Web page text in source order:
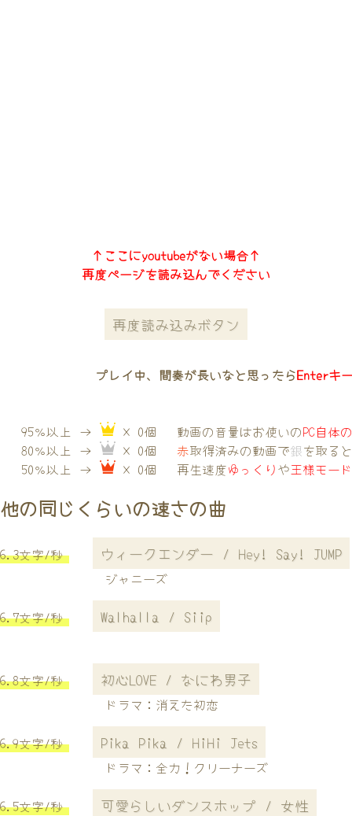
↑ここにyoutubeがない場合↑
再度ページを読み込んでください
再度読み込みボタン
プレイ中、間奏が長いなと思ったらEnterキ
95％以上 →
× 0個
80％以上 →
× 0個
50％以上 →
× 0個
動画の音量はお使いのPC自体
赤取得済みの動画で銀を取る
再生速度ゆっくりや王様モー
他の同じくらいの速さの曲
6.3文字/秒 ウィークエンダー / Hey! Say! JUMP
ジャニーズ
6.7文字/秒 Walhalla / Siip
6.8文字/秒 初心LOVE / なにわ男子
ドラマ：消えた初恋
6.9文字/秒 Pika Pika / HiHi Jets
ドラマ：全力！クリーナーズ
6.5文字/秒 可愛らしいダンスホップ / 女性